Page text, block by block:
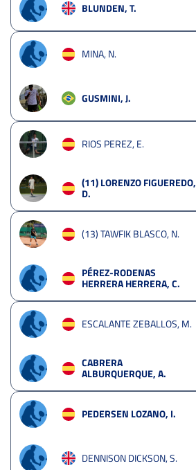
BLUNDEN, T.
MINA, N.
GUSMINI, J.
RIOS PEREZ, E.
(11) LORENZO FIGUEREDO,
D.
(13) TAWFIK BLASCO, N.
PÉREZ-RODENAS
HERRERA HERRERA, C.
ESCALANTE ZEBALLOS, M.
CABRERA
ALBURQUERQUE, A.
PEDERSEN LOZANO, I.
DENNISON DICKSON, S.